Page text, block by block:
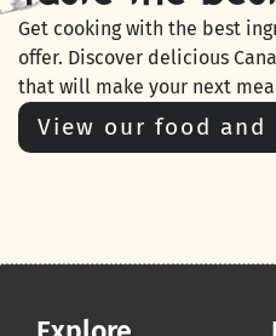
Get cooking with the best
offer. Discover delicious
that will make your next
View our food and